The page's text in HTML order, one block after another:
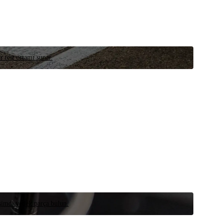
test ortamı sunar.
yedek parça bulun.